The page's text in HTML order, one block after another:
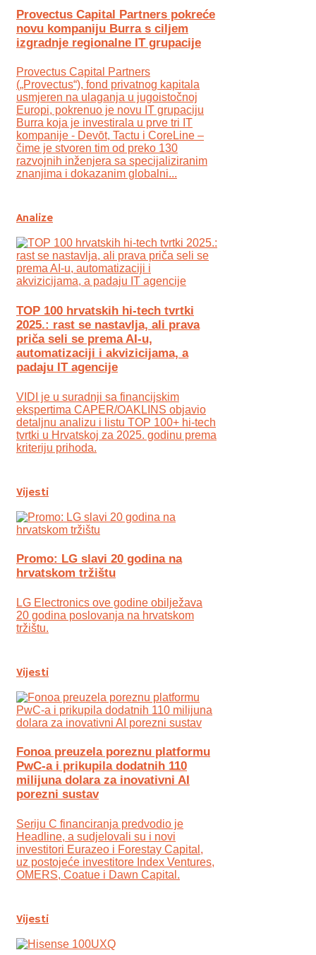
Provectus Capital Partners pokreće
novu kompaniju Burra s ciljem
izgradnje regionalne IT grupacije
Provectus Capital Partners
(„Provectus“), fond privatnog kapitala
usmjeren na ulaganja u jugoistočnoj
Europi, pokrenuo je novu IT grupaciju
Burra koja je investirala u prve tri IT
kompanije - Devōt, Tactu i CoreLine –
čime je stvoren tim od preko 130
razvojnih inženjera sa specijaliziranim
znanjima i dokazanim globalni...
Analize
TOP 100 hrvatskih hi-tech tvrtki
2025.: rast se nastavlja, ali prava
priča seli se prema AI-u,
automatizaciji i akvizicijama, a
padaju IT agencije
VIDI je u suradnji sa financijskim
ekspertima CAPER/OAKLINS objavio
detaljnu analizu i listu TOP 100+ hi-tech
tvrtki u Hrvatskoj za 2025. godinu prema
kriteriju prihoda.
Vijesti
Promo: LG slavi 20 godina na
hrvatskom tržištu
LG Electronics ove godine obilježava
20 godina poslovanja na hrvatskom
tržištu.
Vijesti
Fonoa preuzela poreznu platformu
PwC-a i prikupila dodatnih 110
milijuna dolara za inovativni AI
porezni sustav
Seriju C financiranja predvodio je
Headline, a sudjelovali su i novi
investitori Eurazeo i Forestay Capital,
uz postojeće investitore Index Ventures,
OMERS, Coatue i Dawn Capital.
Vijesti